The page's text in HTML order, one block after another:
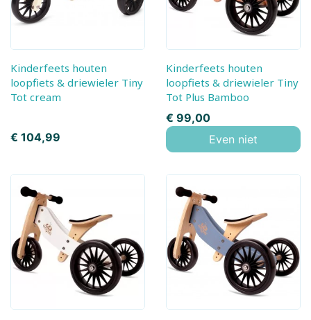
Kinderfeets houten
loopfiets & driewieler Tiny
Tot cream
Prijs
€ 104,99
Kinderfeets houten
loopfiets & driewieler Tiny
Tot Plus Bamboo
Prijs
€ 99,00
Even niet